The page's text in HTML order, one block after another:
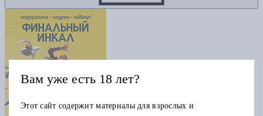
Вам уже есть 18 лет?
Этот сайт содержит материалы для взрослых и